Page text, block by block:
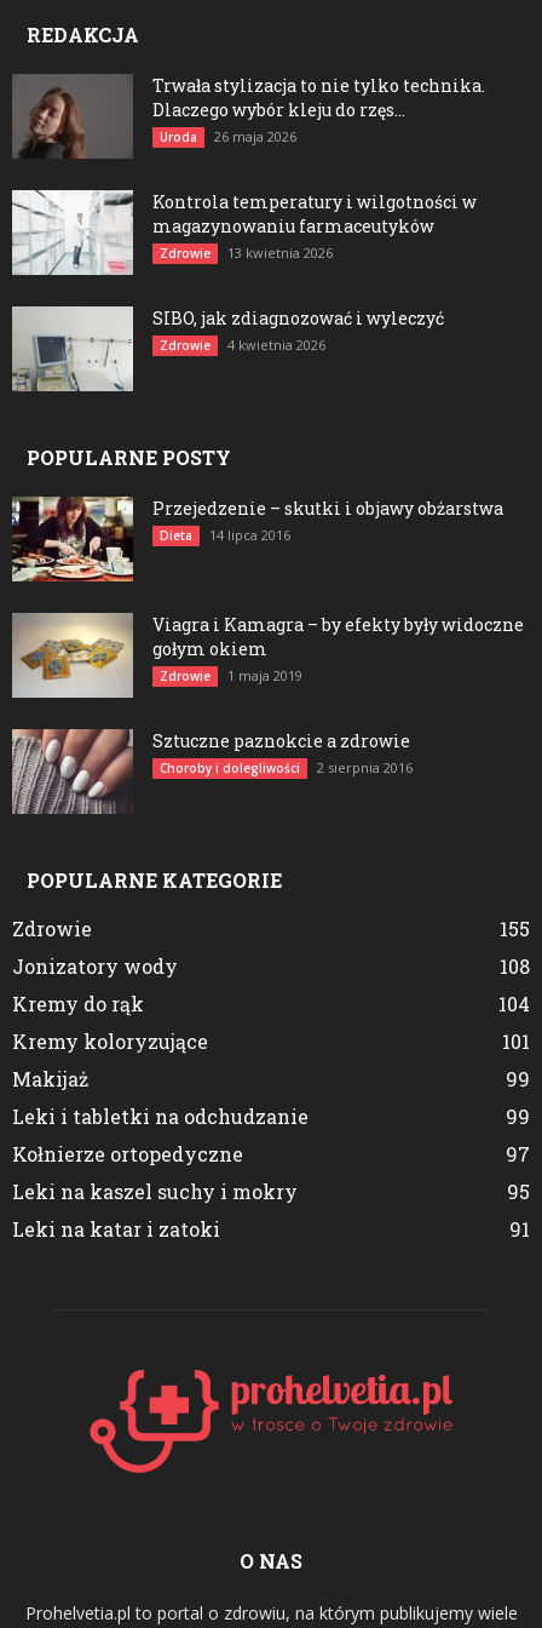
REDAKCJA
Trwała stylizacja to nie tylko technika.
Dlaczego wybór kleju do rzęs...
Uroda 26 maja 2026
Kontrola temperatury i wilgotności w
magazynowaniu farmaceutyków
Zdrowie 13 kwietnia 2026
SIBO, jak zdiagnozować i wyleczyć
Zdrowie 4 kwietnia 2026
POPULARNE POSTY
Przejedzenie – skutki i objawy obżarstwa
Dieta 14 lipca 2016
Viagra i Kamagra – by efekty były widoczne
gołym okiem
Zdrowie 1 maja 2019
Sztuczne paznokcie a zdrowie
Choroby i dolegliwości 2 sierpnia 2016
POPULARNE KATEGORIE
Zdrowie
155
Jonizatory wody
108
Kremy do rąk
104
Kremy koloryzujące
101
Makijaż
99
Leki i tabletki na odchudzanie
99
Kołnierze ortopedyczne
97
Leki na kaszel suchy i mokry
95
Leki na katar i zatoki
91
O NAS
Prohelvetia.pl to portal o zdrowiu, na którym publikujemy wiele